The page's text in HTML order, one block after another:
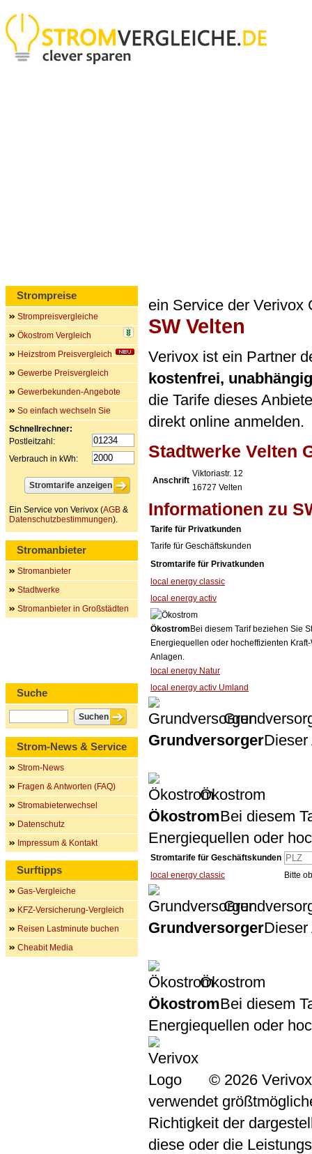
ein Service der Verivox
SW Velten
Verivox ist ein Partner
kostenfrei,
die Tarife dieses
direkt online anmelden.
Stadtwerke Velten
Anschrift
Viktoriastr. 12
16727 Velten
Informationen zu
Tarife für Privatkunden
Tarife für Geschäftskunden
Stromtarife für Privatkunden
local energy classic
local energy activ
Ökostrom Bei diesem Tarif beziehen Sie
Energiequellen oder hocheffizienten
Anlagen.
local energy Natur
local energy activ Umland
GrundversorgerDieser
Ökostrom
ÖkostromBei diesem
Energiequellen oder
Stromtarife für Geschäftskunden
local energy classic
Bitte
GrundversorgerDieser
Ökostrom
ÖkostromBei diesem
Energiequellen oder
© 2026
verwendet
Richtigkeit der
diese oder die
Strompreise
Strompreisvergleiche
Ökostrom Vergleich
Heizstrom Preisvergleich
Gewerbe Preisvergleich
Gewerbekunden-Angebote
So einfach wechseln Sie
Schnellrechner:
Postleitzahl:
Verbrauch in kWh:
Ein Service von Verivox (AGB &
Datenschutzbestimmungen).
Stromanbieter
Stromanbieter
Stadtwerke
Stromanbieter in Großstädten
Suche
Strom-News & Service
Strom-News
Fragen & Antworten (FAQ)
Stromabieterwechsel
Datenschutz
Impressum & Kontakt
Surftipps
Gas-Vergleiche
KFZ-Versicherung-Vergleich
Reisen Lastminute buchen
Cheabit Media